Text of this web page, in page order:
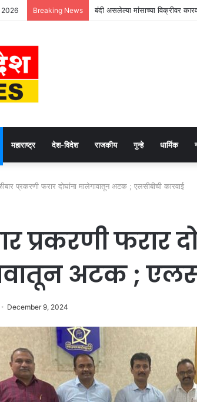
2026 Breaking News बंदी असलेल्या मांसाच्या विक्रीवर
महाराष्ट्र देश-विदेश राजकीय गुन्हे धार्मिक
प्रकरणी फरार दोघांना मालेगावातून अटक ; एलसीबीची कारवाई
प्रकरणी फरार
अटक ;
December 9, 2024